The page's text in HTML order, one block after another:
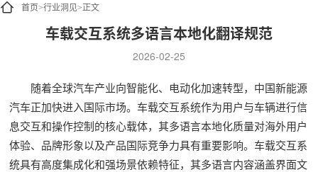
首页>行业洞见>正文
车载交互系统多语言本地化翻译规范
2026-02-25
随着全球汽车产业向智能化、电动化加速转型，中国新能源
汽车正加快进入国际市场。车载交互系统作为用户与车辆进行信
息交互和操作控制的核心载体，其多语言本地化质量对海外用户
体验、品牌形象以及产品国际竞争力具有重要影响。车载交互系
统具有高度集成化和强场景依赖特征，其多语言内容涵盖界面文